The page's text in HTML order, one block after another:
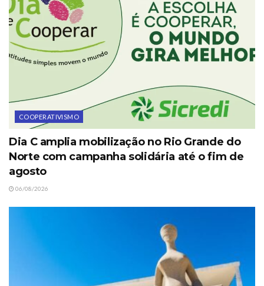
COOPERATIVISMO
Dia C amplia mobilização no Rio Grande do
Norte com campanha solidária até o fim de
agosto
06/08/2026